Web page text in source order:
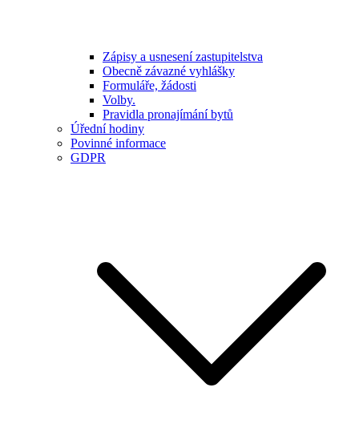
Zápisy a usnesení zastupitelstva
Obecně závazné vyhlášky
Formuláře, žádosti
Volby.
Pravidla pronajímání bytů
Úřední hodiny
Povinné informace
GDPR